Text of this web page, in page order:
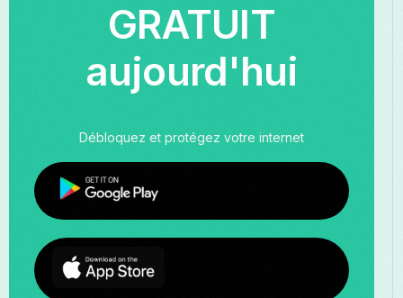
GRATUIT
aujourd'hui
Débloquez et protégez votre internet